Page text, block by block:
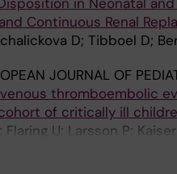
Continuous Renal
D; Tibboel D;
JOURNAL OF
thromboembolic
of critically ill
U; Larsson P;